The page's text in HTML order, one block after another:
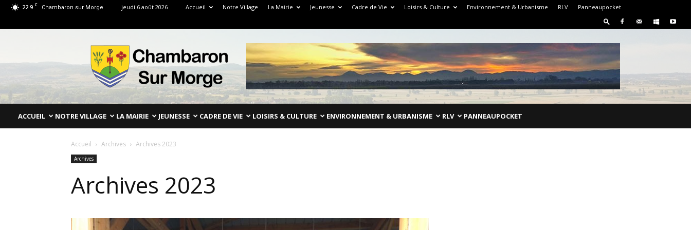
22.9 C Chambaron sur Morge jeudi 6 août 2026 Accueil Notre Village La Mairie Jeunesse Cadre de Vie Loisirs & Culture Environnement & Urbanisme RLV Panneaupocket
Mairie
de
Chambaron
Sur
Morge
Puy
de
ACCUEIL NOTRE VILLAGE LA MAIRIE JEUNESSE CADRE DE VIE LOISIRS & CULTURE ENVIRONNEMENT & URBANISME RLV PANNEAUPOCKET
Accueil Archives Archives 2023
Archives
Archives 2023